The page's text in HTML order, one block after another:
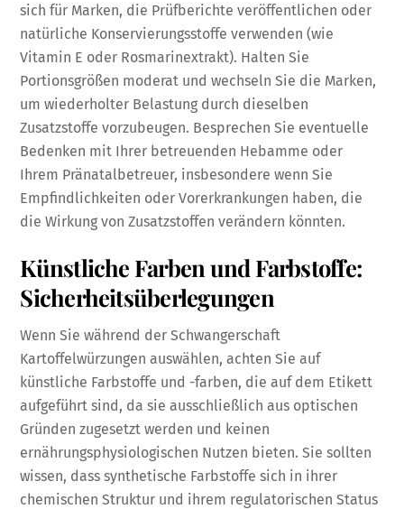
sich für Marken, die Prüfberichte veröffentlichen oder
natürliche Konservierungsstoffe verwenden (wie
Vitamin E oder Rosmarinextrakt). Halten Sie
Portionsgrößen moderat und wechseln Sie die Marken,
um wiederholter Belastung durch dieselben
Zusatzstoffe vorzubeugen. Besprechen Sie eventuelle
Bedenken mit Ihrer betreuenden Hebamme oder
Ihrem Pränatalbetreuer, insbesondere wenn Sie
Empfindlichkeiten oder Vorerkrankungen haben, die
die Wirkung von Zusatzstoffen verändern könnten.
Künstliche Farben und Farbstoffe:
Sicherheitsüberlegungen
Wenn Sie während der Schwangerschaft
Kartoffelwürzungen auswählen, achten Sie auf
künstliche Farbstoffe und -farben, die auf dem Etikett
aufgeführt sind, da sie ausschließlich aus optischen
Gründen zugesetzt werden und keinen
ernährungsphysiologischen Nutzen bieten. Sie sollten
wissen, dass synthetische Farbstoffe sich in ihrer
chemischen Struktur und ihrem regulatorischen Status